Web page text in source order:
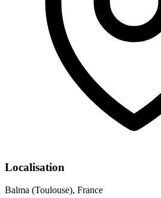
Localisation
Balma (Toulouse), France